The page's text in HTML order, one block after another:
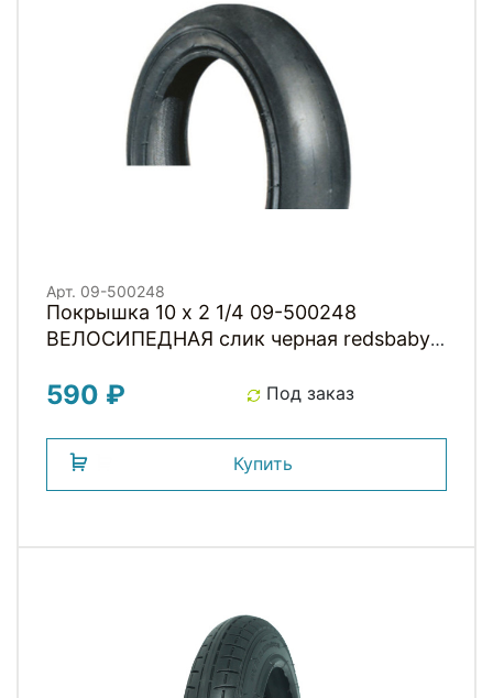
Арт. 09-500248
Покрышка 10 x 2 1/4 09-500248
ВЕЛОСИПЕДНАЯ слик черная redsbaby
590 ₽ Под заказ
Купить